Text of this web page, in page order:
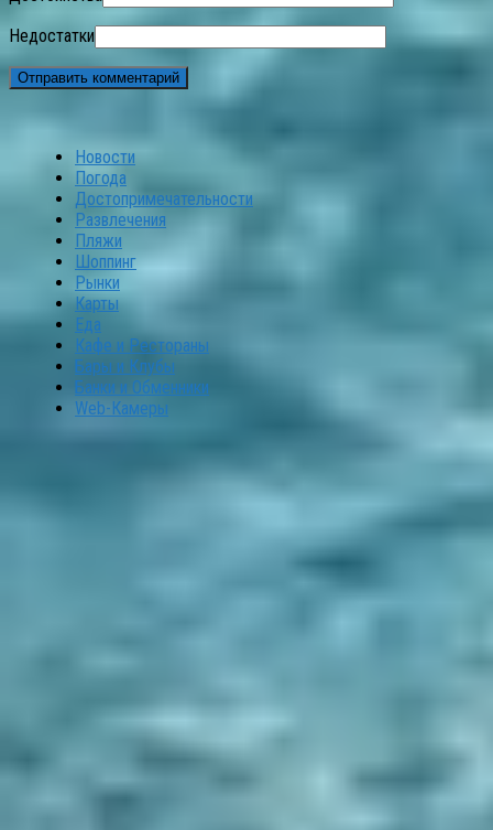
Недостатки
Новости
Погода
Достопримечательности
Развлечения
Пляжи
Шоппинг
Рынки
Карты
Еда
Кафе и Рестораны
Бары и Клубы
Банки и Обменники
Web-Камеры